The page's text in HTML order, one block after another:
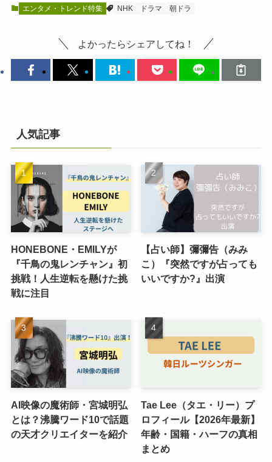
エンタメ・トレンド特集 NHK ドラマ 朝ドラ
よかったらシェアしてね！
人気記事
HONEBONE・EMILYが
『千鳥の鬼レンチャン』初
挑戦！人生逆転を懸けた挑
戦に注目
【占い師】彌彌告（みみ
こ）『突然ですが占っても
いいですか?』出演
AI映像の魔術師・宮城明弘
とは？沸騰ワード10で話題
の天才クリエイターを紹介
Tae Lee（タエ・リー）プ
ロフィール【2026年最新】
年齢・国籍・ハーフの真相
まとめ